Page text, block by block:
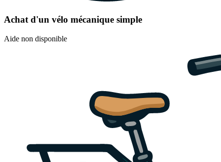
Achat d'un vélo mécanique simple
Aide non disponible